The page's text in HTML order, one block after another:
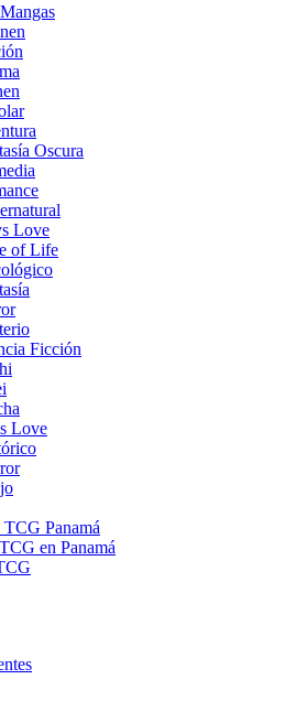
Oscura
Love
of Life
Ficción
Love
TCG Panamá
en Panamá